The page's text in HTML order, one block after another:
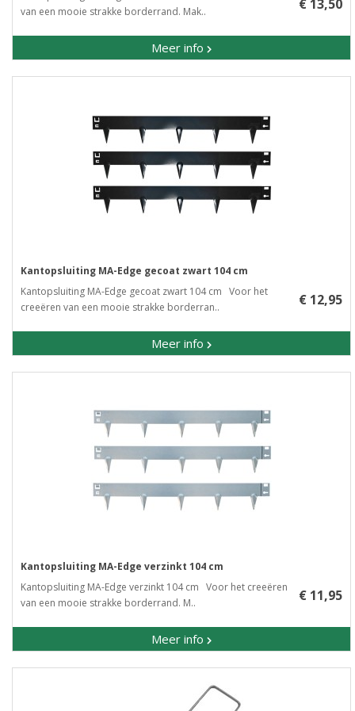
van een mooie strakke borderrand. Mak..
Meer info
€ 13,50
Kantopsluiting MA-Edge gecoat zwart 104 cm
Kantopsluiting MA-Edge gecoat zwart 104 cm Voor het
creeëren van een mooie strakke borderran..
Meer info
€ 12,95
Kantopsluiting MA-Edge verzinkt 104 cm
Kantopsluiting MA-Edge verzinkt 104 cm Voor het creeëren
van een mooie strakke borderrand. M..
Meer info
€ 11,95